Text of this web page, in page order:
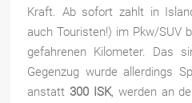
Kraft. Ab sofort zahlt in
auch Touristen!) im Pkw/SUV
gefahrenen Kilometer. Das
Gegenzug wurde allerdings
anstatt 300 ISK, werden an